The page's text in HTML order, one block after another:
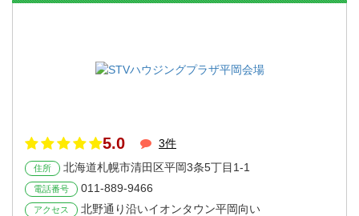
5.0 3件
住所 北海道札幌市清田区平岡3条5丁目1-1
電話番号 011-889-9466
アクセス 北野通り沿いイオンタウン平岡向い